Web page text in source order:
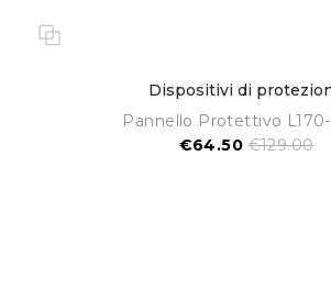
Dispositivi di
Pannello Protettivo L170-
€64.50€129.00